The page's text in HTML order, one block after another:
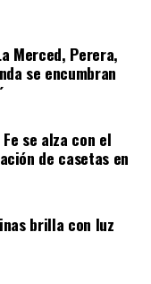
Merced, Perera,
se encumbran
se alza con el
de casetas en
brilla con luz